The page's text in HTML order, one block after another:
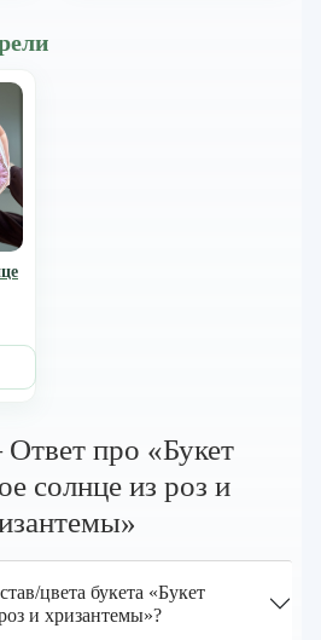
про «Букет
солнце из роз и
цвета букета «Букет
и хризантемы»?